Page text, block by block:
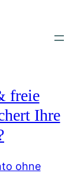
freie
Ihre
ohne